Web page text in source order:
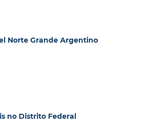
Norte Grande Argentino
no Distrito Federal